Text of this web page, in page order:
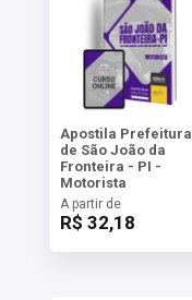
Apostila Prefeitura
de São João da
Fronteira - PI -
Motorista
A partir de
R$ 32,18